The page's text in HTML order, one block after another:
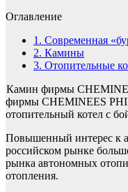
Оглавление
1. Современная
2. Камины
3. Отопительные
Камин фирмы
фирмы CHEMINEES
отопительный котел с
Повышенный интерес к
российском рынке
рынка автономных
отопления.